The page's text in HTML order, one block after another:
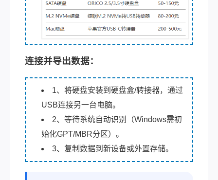
连接并导出数据：
1、将硬盘安装到硬盘盒/转接器，通过
USB连接另一台电脑。
2、等待系统自动识别（Windows需初
始化GPT/MBR分区）。
3、复制数据到新设备或外置存储。